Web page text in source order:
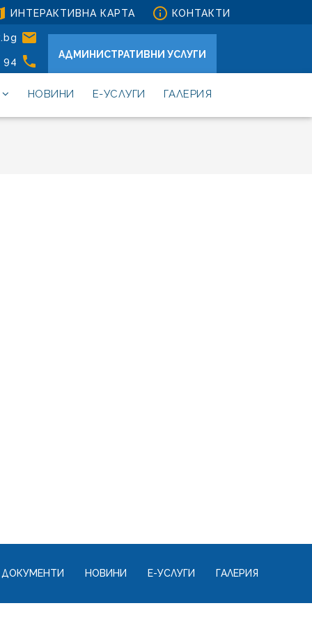
ИНТЕРАКТИВНА КАРТА  КОНТАКТИ

94  АДМИНИСТРАТИВНИ УСЛУГИ
НОВИНИ Е-УСЛУГИ ГАЛЕРИЯ
ГАЛЕРИЯ
Е-УСЛУГИ
НОВИНИ